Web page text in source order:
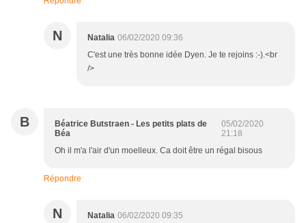
N Natalia 06/02/2020 09:36
C'est une très bonne idée Dyen. Je te rejoins :-).<br
/>
B
Béatrice Butstraen - Les petits plats de
Béa
05/02/2020
21:18
Oh il m'a l'air d'un moelleux. Ca doit être un régal bisous
Répondre
N Natalia 06/02/2020 09:35